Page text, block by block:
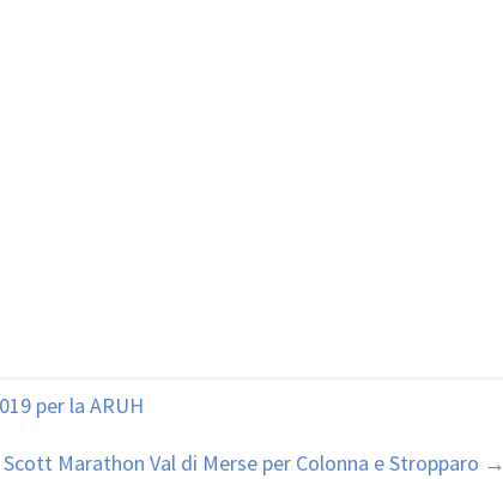
per la ARUH
Scott Marathon Val di Merse per Colonna e Stropparo →